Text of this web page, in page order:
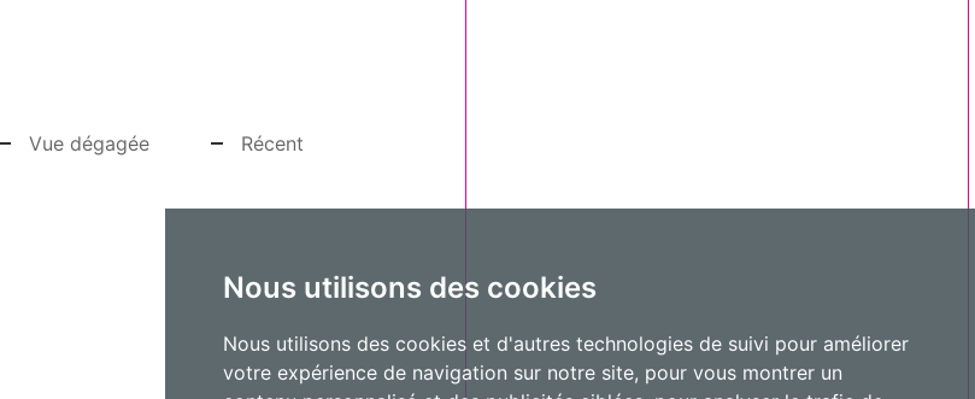
Nous utilisons des cookies
Nous utilisons des cookies et d'autres technologies de suivi pour améliorer
votre expérience de navigation sur notre site, pour vous montrer un
Vue dégagée Récent